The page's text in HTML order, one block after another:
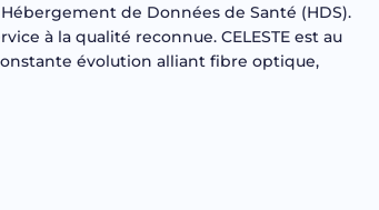
de Données de Santé (HDS).
à la qualité reconnue. CELESTE est au
évolution alliant fibre optique,